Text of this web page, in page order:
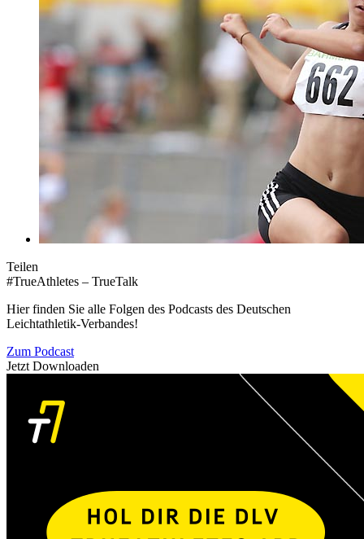
Teilen
#TrueAthletes – TrueTalk
Hier finden Sie alle Folgen des Podcasts des Deutschen
Leichtathletik-Verbandes!
Zum Podcast
Jetzt Downloaden